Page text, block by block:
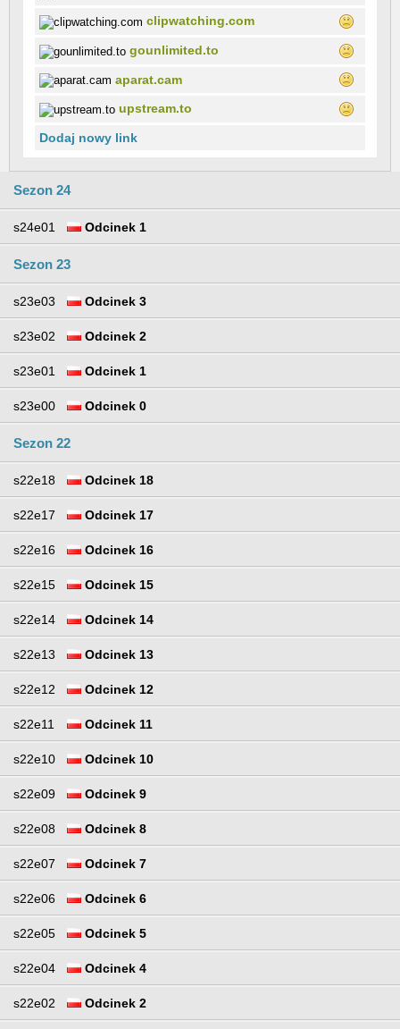
clipwatching.com
gounlimited.to
aparat.cam
upstream.to
Dodaj nowy link
Sezon 24
s24e01 Odcinek 1
Sezon 23
s23e03 Odcinek 3
s23e02 Odcinek 2
s23e01 Odcinek 1
s23e00 Odcinek 0
Sezon 22
s22e18 Odcinek 18
s22e17 Odcinek 17
s22e16 Odcinek 16
s22e15 Odcinek 15
s22e14 Odcinek 14
s22e13 Odcinek 13
s22e12 Odcinek 12
s22e11 Odcinek 11
s22e10 Odcinek 10
s22e09 Odcinek 9
s22e08 Odcinek 8
s22e07 Odcinek 7
s22e06 Odcinek 6
s22e05 Odcinek 5
s22e04 Odcinek 4
s22e02 Odcinek 2